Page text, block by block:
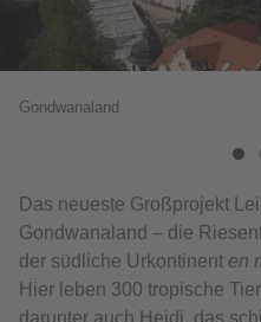
Gondwanaland
Das neueste Großprojekt
Gondwanaland – die
der südliche Urkontinent en
Hier leben 300 tropische